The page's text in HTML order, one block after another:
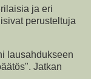
ja eri
perusteltuja
lausahdukseen
Jatkan